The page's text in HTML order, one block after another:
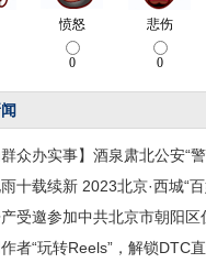
群众办实事】酒泉肃北公安“
十载续新 2023北京·西城“
受邀参加中共北京市朝阳
者“玩转Reels”，解锁DTC